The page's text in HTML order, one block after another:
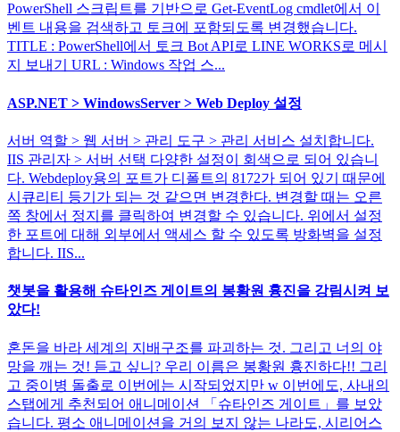
PowerShell 스크립트를 기반으로 Get-EventLog cmdlet에서 이
벤트 내용을 검색하고 토크에 포함되도록 변경했습니다.
TITLE : PowerShell에서 토크 Bot API로 LINE WORKS로 메시
지 보내기 URL : Windows 작업 스...
ASP.NET > WindowsServer > Web Deploy 설정
서버 역할 > 웹 서버 > 관리 도구 > 관리 서비스 설치합니다.
IIS 관리자 > 서버 선택 다양한 설정이 회색으로 되어 있습니
다. Webdeploy용의 포트가 디폴트의 8172가 되어 있기 때문에
시큐리티 등기가 되는 것 같으면 변경한다. 변경할 때는 오른
쪽 창에서 정지를 클릭하여 변경할 수 있습니다. 위에서 설정
한 포트에 대해 외부에서 액세스 할 수 있도록 방화벽을 설정
합니다. IIS...
챗봇을 활용해 슈타인즈 게이트의 봉황원 흉진을 강림시켜 보
았다!
혼돈을 바라 세계의 지배구조를 파괴하는 것. 그리고 너의 야
망을 깨는 것! 듣고 싶니? 우리 이름은 봉황원 흉진하다!! 그리
고 중이병 돌출로 이번에는 시작되었지만 w 이번에도, 사내의
스탭에게 추천되어 애니메이션 「슈타인즈 게이트」를 보았
습니다. 평소 애니메이션을 거의 보지 않는 나라도, 시리어스